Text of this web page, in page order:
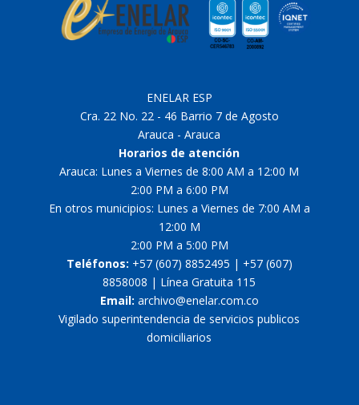
ENELAR ESP
Cra. 22 No. 22 - 46 Barrio 7 de Agosto
Arauca - Arauca
Horarios de atención
Arauca: Lunes a Viernes de 8:00 AM a 12:00 M
2:00 PM a 6:00 PM
En otros municipios: Lunes a Viernes de 7:00 AM a
12:00 M
2:00 PM a 5:00 PM
Teléfonos: +57 (607) 8852495 | +57 (607)
8858008 | Línea Gratuita 115
Email: archivo@enelar.com.co
Vigilado superintendencia de servicios publicos
domiciliarios